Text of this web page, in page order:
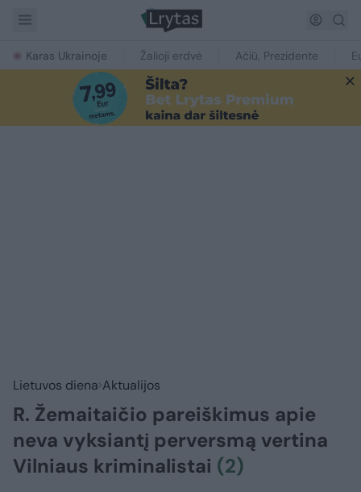
Karas Ukrainoje Žalioji erdvė Ačiū, Prezidente
Lietuvos diena Aktualijos
R. Žemaitaičio pareiškimus apie
neva vyksiantį perversmą vertina
Vilniaus kriminalistai (2)